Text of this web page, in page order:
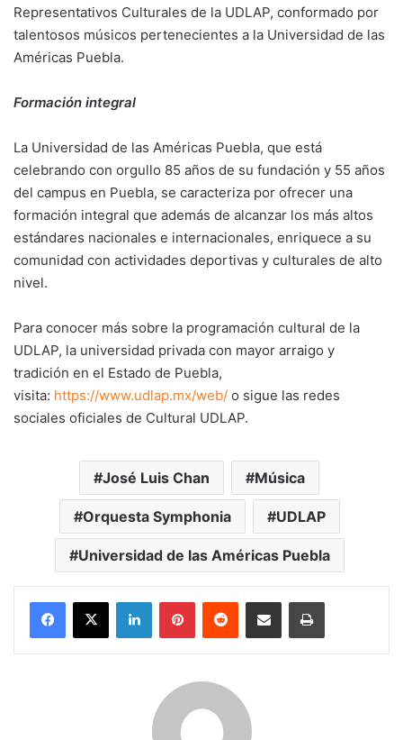
Representativos Culturales de la UDLAP, conformado por
talentosos músicos pertenecientes a la Universidad de las
Américas Puebla.
Formación integral
La Universidad de las Américas Puebla, que está
celebrando con orgullo 85 años de su fundación y 55 años
del campus en Puebla, se caracteriza por ofrecer una
formación integral que además de alcanzar los más altos
estándares nacionales e internacionales, enriquece a su
comunidad con actividades deportivas y culturales de alto
nivel.
Para conocer más sobre la programación cultural de la
UDLAP, la universidad privada con mayor arraigo y
tradición en el Estado de Puebla,
visita: https://www.udlap.mx/web/ o sigue las redes
sociales oficiales de Cultural UDLAP.
José Luis Chan Música
Orquesta Symphonia UDLAP
Universidad de las Américas Puebla
LinkedInPinterestReddit Share via Email Print